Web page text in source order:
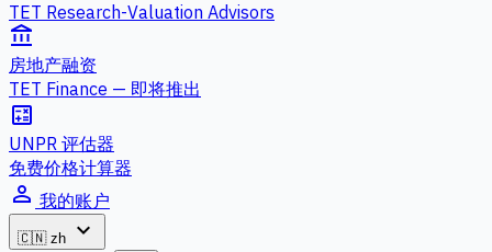
TET Research-Valuation Advisors
account_balance
房地产融资
TET Finance — 即将推出
calculate
UNPR 评估器
免费价格计算器
person_outline 我的账户
🇨🇳 zh
expand_more